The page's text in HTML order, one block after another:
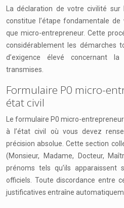
La déclaration de votre civilité sur
constitue l’étape fondamentale
que micro-entrepreneur. Cette
considérablement les démarches
d’exigence élevé concernant
transmises.
Formulaire P0 micro-
état civil
Le formulaire P0 micro-
à l’état civil où vous devez
précision absolue. Cette section
(Monsieur, Madame, Docteur,
prénoms tels qu’ils apparaissent
officiels. Toute discordance entre
justificatives entraîne